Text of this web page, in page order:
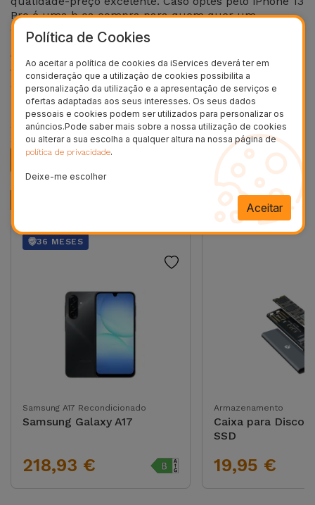
Pro é uma b oa compra para quem quer um
equipamento mais recente e mais próximo da
realidade que os novos modelos apresentam. Mas
também se és alguém que dá valor à autonomia,
fotografia, fluidez de navegação numa ecrã sem
esquecer um tempo maior de atualizações.
Na iServices encontrasiPhones Recondicionadoscom
3 anos de garantia, devidamente testado a funcionar
a 100% a um preço bastante acessível.
iPhone Recondicionado
36 MESES
Samsung A17 Recondicionado
Samsung Galaxy A17
218,93 €
Armazenamento
Caixa para Disco
SSD
19,95 €
Política de Cookies
Ao aceitar a política de cookies da iServices deverá ter em
consideração que a utilização de cookies possibilita a
personalização da utilização e a apresentação de serviços e
ofertas adaptadas aos seus interesses. Os seus dados
pessoais e cookies podem ser utilizados para personalizar os
anúncios.Pode saber mais sobre a nossa utilização de cookies
ou alterar a sua escolha a qualquer altura na nossa página de
política de privacidade.
Deixe-me escolher
Aceitar